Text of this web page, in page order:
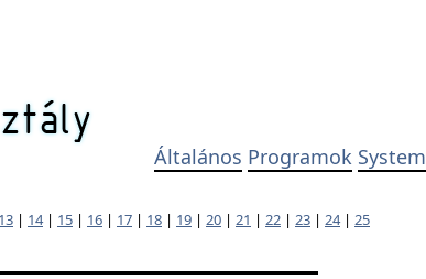
Általános Programok System
13 | 14| 15 | 16 | 17 | 18 | 19 | 20 | 21 | 22 | 23 | 24| 25